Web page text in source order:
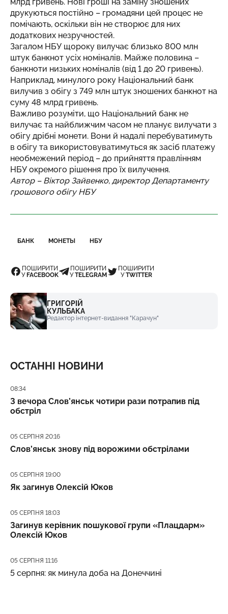
друкуються постійно – громадяни цей процес не
помічають, оскільки він не створює для них
додаткових незручностей.
Загалом НБУ щороку вилучає близько 800 млн
штук банкнот усіх номіналів. Майже половина –
банкноти низьких номіналів (від 1 до 20 гривень).
Наприклад, минулого року Національний банк
вилучив з обігу з 749 млн штук зношених банкнот на
суму 48 млрд гривень.
Важливо розуміти, що Національний банк не
вилучає та найближчим часом не планує вилучати з
обігу дрібні монети. Вони й надалі перебуватимуть
в обігу та використовуватимуться як засіб платежу
необмежений період – до прийняття правлінням
НБУ окремого рішення про їх вилучення.
Автор – Віктор Зайвенко, директор Департаменту
грошового обігу НБУ
БАНК МОНЕТЫ НБУ
ПОШИРИТИ
УFACEBOOK
ПОШИРИТИ
УTELEGRAM
ПОШИРИТИ
УTWITTER
ГРИГОРІЙ
КУЛЬБАКА
Редактор інтернет-видання "Карачун"
ОСТАННІ НОВИНИ
Дата публікації
08:34
З вечора Слов’янськ чотири рази потрапив під
обстріл
Дата публікації
05 СЕРПНЯ 20:16
Слов’янськ знову під ворожими обстрілами
Дата публікації
05 СЕРПНЯ 19:00
Як загинув Олексій Юков
Дата публікації
05 СЕРПНЯ 18:03
Загинув керівник пошукової групи «Плацдарм»
Олексій Юков
Дата публікації
05 СЕРПНЯ 11:16
5 серпня: як минула доба на Донеччині